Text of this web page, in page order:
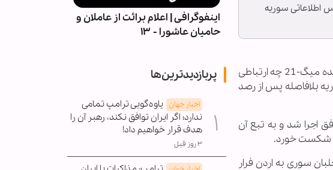
سرویس اطلاعاتی سوریه
به گزارش خبرگزاری اهل‌بیت(ع) ـ ابنا ـ بسیاری هستند که نمی‌دانند فرار خلبان سوری به اردن با جنگنده میگ-21 چه ارتباطی
هوایی سوریه بلافاصله پس از رصد
اجرا شد و به تبع آن
شکست خورد.
سوری به اردن فرار
- روایت یک دهه | قلمِ
اینفوگرافی | اعلام برائت از عاملان و
حامیان عاشورا - ۱۳
پربازدیدترین‌ها
اخبار جهان یاوه‌گویی ترامپ تمامی
ندارد؛ اگر ایران توافق نکند، رهبر آن را
هدف قرار خواهیم داد!
۳ روز قبل